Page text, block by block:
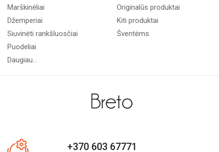
Marškinėliai
Džemperiai
Siuvinėti rankšluosčiai
Puodeliai
Daugiau...
Originalūs produktai
Kiti produktai
Šventėms
+370 603 67771